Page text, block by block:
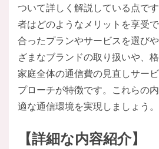
ついて詳しく解説している点で
者はどのようなメリットを享受
合ったプランやサービスを選び
ざまなブランドの取り扱いや、
家庭全体の通信費の見直しサー
プローチが特徴です。これらの
適な通信環境を実現しましょう。
【詳細な内容紹介】